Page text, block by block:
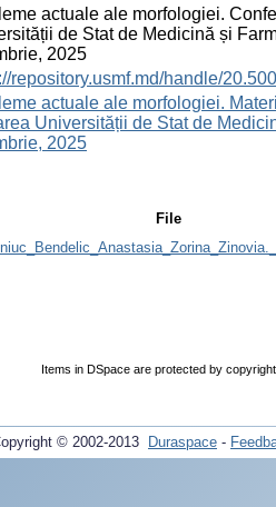
actuale ale morfologiei.
de Stat de Medicină și
2025
repository.usmf.md/handle/
actuale ale morfologiei.
Universității de Stat de
2025
File
Items in DSpace are protected by
© 2002-2013 Duraspace -